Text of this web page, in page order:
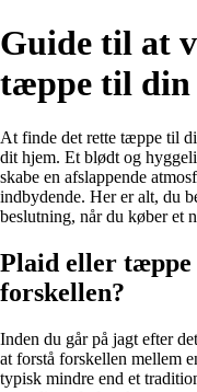
Guide til at
tæppe til din
At finde det rette tæppe til
dit hjem. Et blødt og
skabe en afslappende
indbydende. Her er alt, du
beslutning, når du køber et
Plaid eller
forskellen?
Inden du går på jagt efter
at forstå forskellen mellem
typisk mindre end et